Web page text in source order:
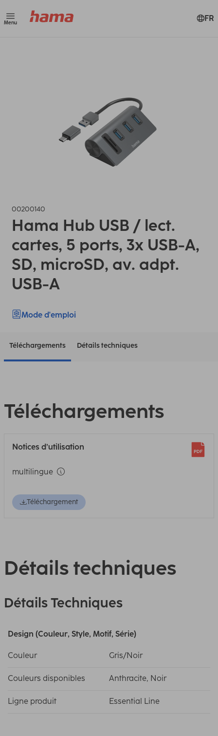
Menu FR
00200140
Hama Hub USB / lect.
cartes, 5 ports, 3x USB-A,
SD, microSD, av. adpt.
USB-A
Mode d'emploi
Téléchargements Détails techniques
Téléchargements
Notices d’utilisation
multilingue
Téléchargement
Détails techniques
Détails Techniques
Design (Couleur, Style, Motif, Série)
Couleur Gris/Noir
Couleurs disponibles Anthracite, Noir
Ligne produit Essential Line